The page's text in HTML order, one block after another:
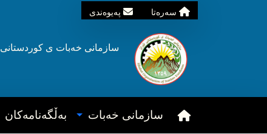
سه‌ره‌تا په‌یوه‌ندی
سازمانی خه‌بات ی کوردستانی
سازمانی خه‌بات به‌ڵگه‌نامه‌کان